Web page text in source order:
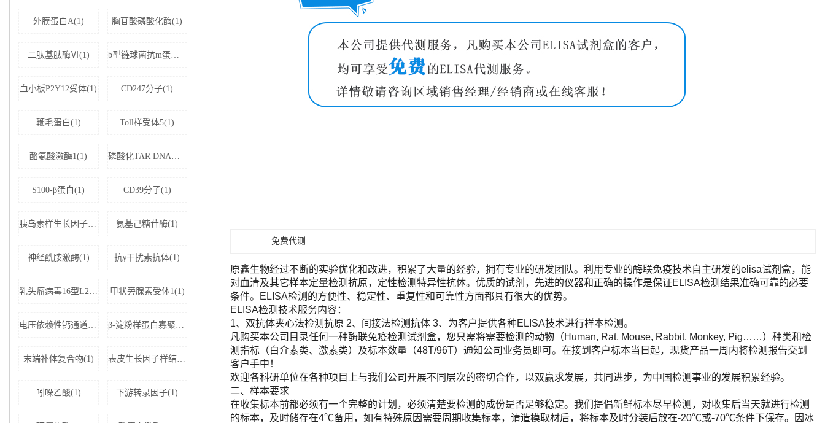
外膜蛋白A(1) 胸苷酸磷酸化酶(1)
二肽基肽酶Ⅵ(1) b型链球菌抗m蛋白抗体(1)
血小板P2Y12受体(1) CD247分子(1)
鞭毛蛋白(1) Toll样受体5(1)
酪氨酸激酶1(1) 磷酸化TAR DNA结合蛋白43(1)
S100-β蛋白(1) CD39分子(1)
胰岛素样生长因子结合蛋白5(1) 氨基己糖苷酶(1)
神经酰胺激酶(1) 抗γ干扰素抗体(1)
乳头瘤病毒16型L2蛋白(1) 甲状旁腺素受体1(1)
电压依赖性钙通道亚基α-2D1(1) β-淀粉样蛋白寡聚体(1)
末端补体复合物(1) 表皮生长因子样结构域蛋白7(1)
吲哚乙酸(1) 下游转录因子(1)
免费代测
原鑫生物经过不断的实验优化和改进，积累了大量的经验，拥有专业的研发团队。利用专业的酶联免疫技术自主研发的elisa试剂盒，能
对血清及其它样本定量检测抗原，定性检测特异性抗体。优质的试剂，先进的仪器和正确的操作是保证ELISA检测结果准确可靠的必要
条件。ELISA检测的方便性、稳定性、重复性和可靠性方面都具有很大的优势。
ELISA检测技术服务内容：
1、双抗体夹心法检测抗原 2、间接法检测抗体 3、为客户提供各种ELISA技术进行样本检测。
凡购买本公司目录任何一种酶联免疫检测试剂盒，您只需将需要检测的动物（Human, Rat, Mouse, Rabbit, Monkey, Pig……）种类和检
测指标（白介素类、激素类）及标本数量（48T/96T）通知公司业务员即可。在接到客户标本当日起，现货产品一周内将检测报告交到
客户手中！
欢迎各科研单位在各种项目上与我们公司开展不同层次的密切合作，以双赢求发展，共同进步，为中国检测事业的发展积累经验。
二、样本要求
在收集标本前都必须有一个完整的计划，必须清楚要检测的成份是否足够稳定。我们提倡新鲜标本尽早检测，对收集后当天就进行检测
的标本，及时储存在4℃备用，如有特殊原因需要周期收集标本，请造模取材后，将标本及时分装后放在-20℃或-70℃条件下保存。因冰